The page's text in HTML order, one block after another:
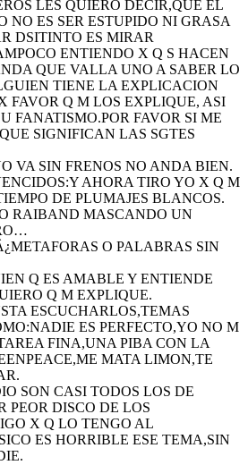
LES QUIERO DECIR,QUE EL
NO ES SER ESTUPIDO NI GRASA
DSITINTO ES MIRAR
ENTIENDO X Q S HACEN
QUE VALLA UNO A SABER LO
TIENE LA EXPLICACION
FAVOR Q M LOS EXPLIQUE, ASI
FANATISMO.POR FAVOR SI ME
SIGNIFICAN LAS SGTES
VA SIN FRENOS NO ANDA BIEN.
AHORA TIRO YO X Q M
DE PLUMAJES BLANCOS.
RAIBAND MASCANDO UN
O PALABRAS SIN
Q ES AMABLE Y ENTIENDE
Q M EXPLIQUE.
ESCUCHARLOS,TEMAS
ES PERFECTO,YO NO M
FINA,UNA PIBA CON LA
MATA LIMON,TE
SON CASI TODOS LOS DE
PEOR DISCO DE LOS
X Q LO TENGO AL
ES HORRIBLE ESE TEMA,SIN